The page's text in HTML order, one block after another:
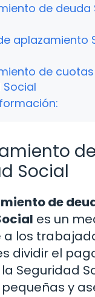
de deuda
aplazamiento
de
Social
de
es un
a los
dividir el
Seguridad
y